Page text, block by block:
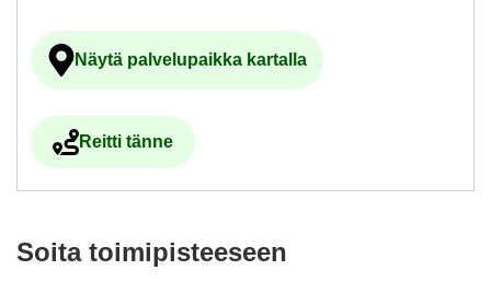
Ul­koi­nen pal­ve­lu avau­tuu uu­del­le
Näytä pal­ve­lu­paik­ka kar­tal­la
Ul­koi­nen pal­ve­lu avau­tuu uu­del­le vä­li­leh­del­le
Reit­ti tänne
Soita toi­mi­pis­tee­seen